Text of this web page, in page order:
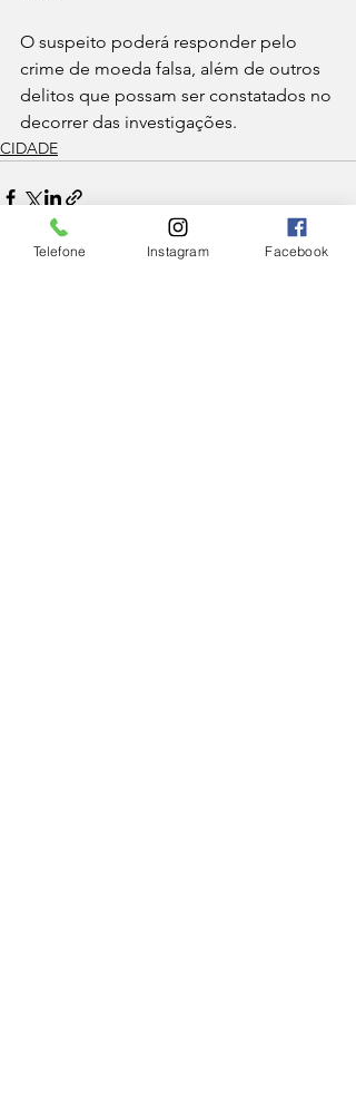
O suspeito poderá responder pelo
crime de moeda falsa, além de outros
delitos que possam ser constatados no
decorrer das investigações.
CIDADE
Telefone Instagram Facebook